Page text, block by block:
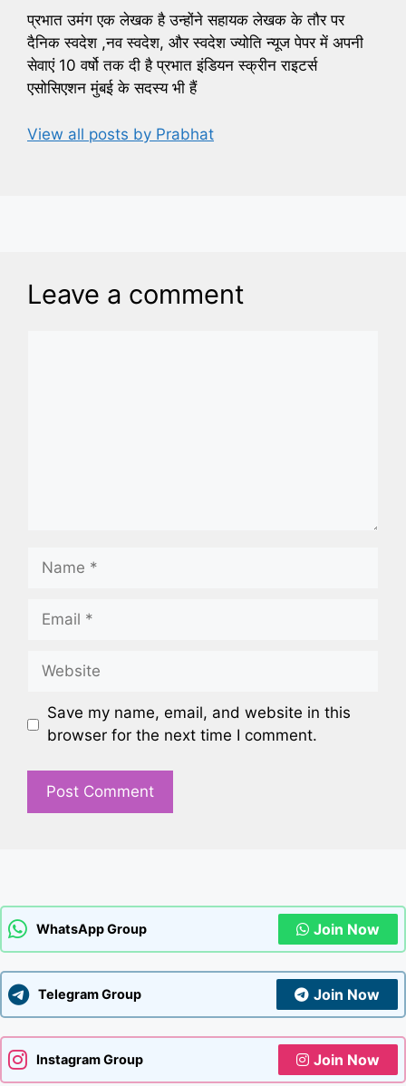
प्रभात उमंग एक लेखक है उन्होंने सहायक लेखक के तौर पर
दैनिक स्वदेश ,नव स्वदेश, और स्वदेश ज्योति न्यूज पेपर में अपनी
सेवाएं 10 वर्षो तक दी है प्रभात इंडियन स्क्रीन राइटर्स
एसोसिएशन मुंबई के सदस्य भी हैं
View all posts by Prabhat
Leave a comment
Name
Email
Website
Save my name, email, and website in this
browser for the next time I comment.
WhatsApp Group Join Now
Telegram Group Join Now
Instagram Group Join Now